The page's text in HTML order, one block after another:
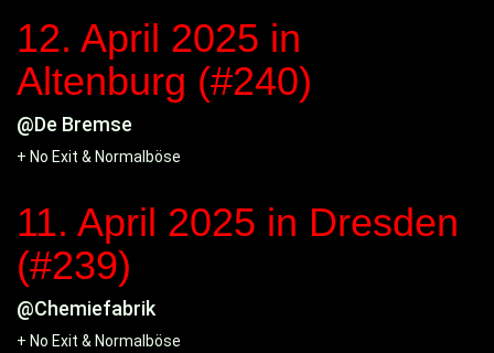
12. April 2025 in
Altenburg (#240)
@De Bremse
+ No Exit & Normalböse
11. April 2025 in Dresden
(#239)
@Chemiefabrik
+ No Exit & Normalböse